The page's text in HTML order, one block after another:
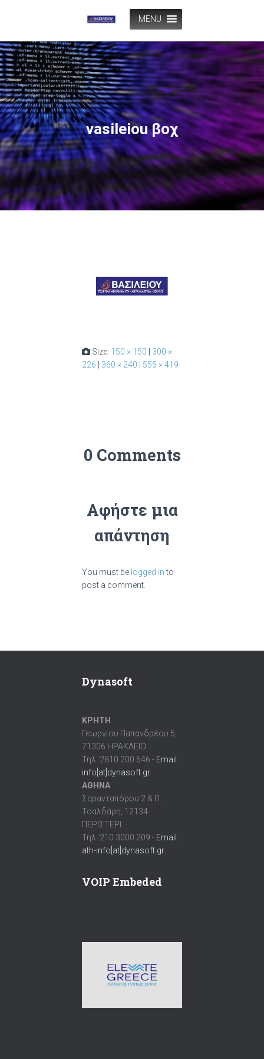
MENU
vasileiou βοχ
Size: 150 × 150
300 ×
226
360 × 240 555 × 419
0 Comments
Αφήστε μια
απάντηση
You must be logged into
post a comment.
Dynasoft
ΚΡΗΤΗ
Γεωργίου Παπανδρέου 5,
71306 ΗΡΑΚΛΕΙΟ
Τηλ.:2810 200 646 - Email:
info[at]dynasoft.gr
ΑΘΗΝΑ
Σαρανταπόρου 2 & Π.
Τσαλδάρη, 12134
ΠΕΡΙΣΤΕΡΙ
Τηλ.:210 3000 209 - Email:
ath-info[at]dynasoft.gr
VOIP Embeded